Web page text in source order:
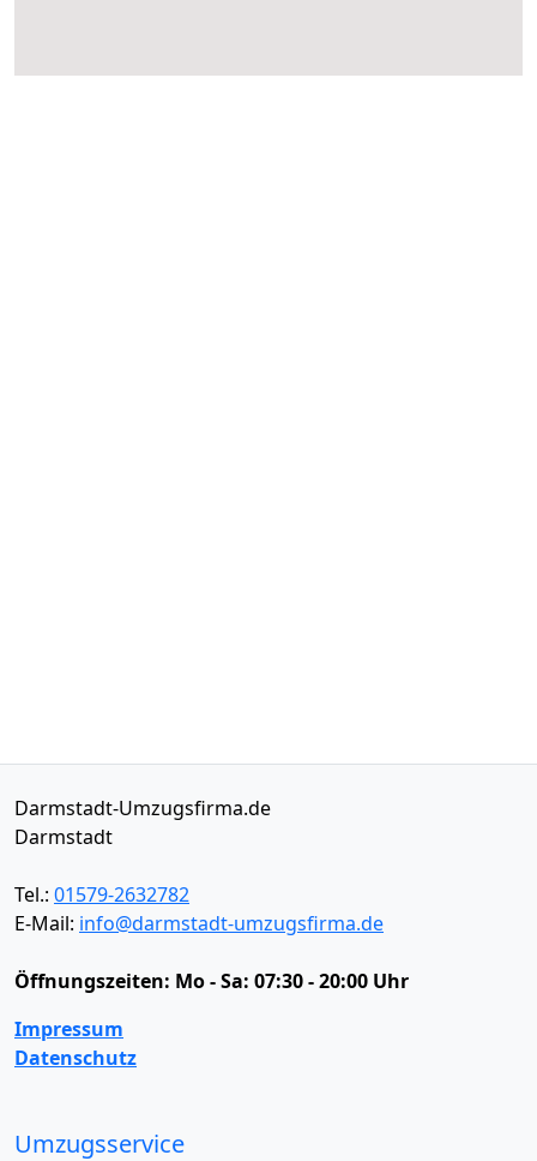
Darmstadt-Umzugsfirma.de
Darmstadt
Tel.: 01579-2632782
E-Mail: info@darmstadt-umzugsfirma.de
Öffnungszeiten: Mo - Sa: 07:30 - 20:00 Uhr
Impressum
Datenschutz
Umzugsservice